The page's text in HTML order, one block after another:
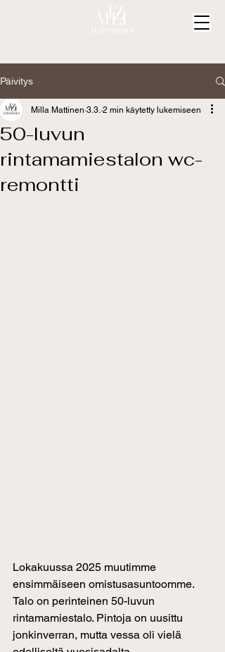
Päivitys
50-luvun
rintamamiestalon wc-
remontti
Milla Mattinen 3.3. 2 min käytetty lukemiseen
Lokakuussa 2025 muutimme
ensimmäiseen omistusasuntoomme.
Talo on perinteinen 50-luvun
rintamamiestalo. Pintoja on uusittu
jonkinverran, mutta vessa oli vielä